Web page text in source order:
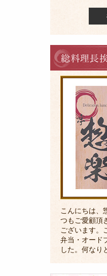
料
理
長
こんにちは、
つもご愛顧頂
ございます。
弁当・オード
した。何なり